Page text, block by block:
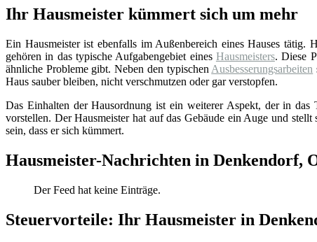
Ihr Hausmeister kümmert sich um mehr
Ein Hausmeister ist ebenfalls im Außenbereich eines Hauses
gehören in das typische Aufgabengebiet eines Hausmeisters. Diese
ähnliche Probleme gibt. Neben den typischen Ausbesserungsarbeiten
Haus sauber bleiben, nicht verschmutzen oder gar verstopfen.
Das Einhalten der Hausordnung ist ein weiterer Aspekt, der in das
vorstellen. Der Hausmeister hat auf das Gebäude ein Auge und
sein, dass er sich kümmert.
Hausmeister-Nachrichten in Denkendorf,
Der Feed hat keine Einträge.
Steuervorteile: Ihr Hausmeister in